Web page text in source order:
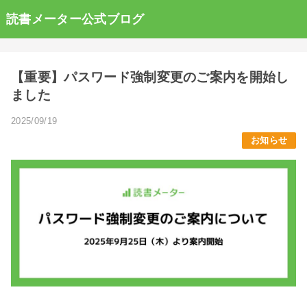
読書メーター公式ブログ
【重要】パスワード強制変更のご案内を開始し
ました
2025/09/19
お知らせ